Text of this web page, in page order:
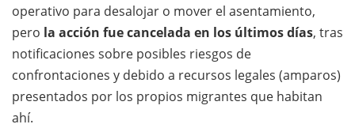
operativo para desalojar o mover el asentamiento,
pero la acción fue cancelada en los últimos días, tras
notificaciones sobre posibles riesgos de
confrontaciones y debido a recursos legales (amparos)
presentados por los propios migrantes que habitan
ahí.